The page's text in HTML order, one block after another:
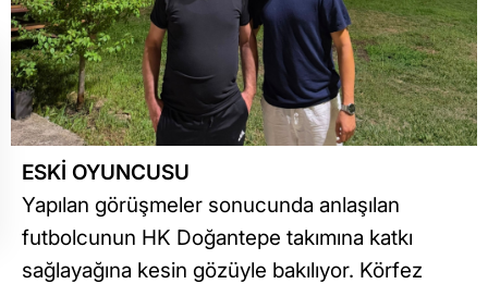
ESKİ OYUNCUSU
Yapılan görüşmeler sonucunda anlaşılan
futbolcunun HK Doğantepe takımına katkı
sağlayağına kesin gözüyle bakılıyor. Körfez